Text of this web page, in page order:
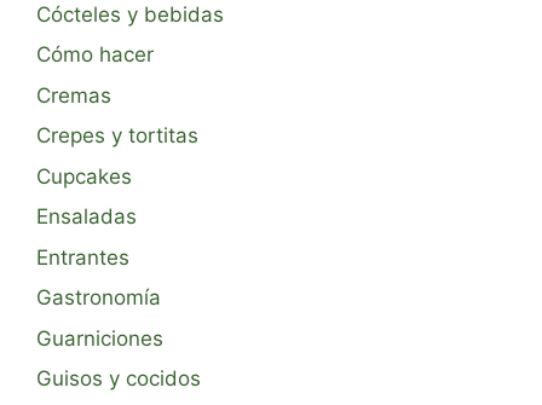
Cócteles y bebidas
Cómo hacer
Cremas
Crepes y tortitas
Cupcakes
Ensaladas
Entrantes
Gastronomía
Guarniciones
Guisos y cocidos